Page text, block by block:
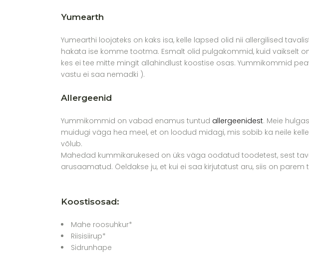
Yumearth
Yumearthi loojateks on kaks isa, kelle lapsed olid nii allergilised
hakata ise komme tootma. Esmalt olid pulgakommid, kuid vaikselt
kes ei tee mitte mingit allahindlust koostise osas. Yummikommid
vastu ei saa nemadki ).
Allergeenid
Yummikommid on vabad enamus tuntud allergeenidest. Meie
muidugi väga hea meel, et on loodud midagi, mis sobib ka neile
võlub.
Mahedad kummikarukesed on üks väga oodatud toodetest, sest
arusaamatud. Öeldakse ju, et kui ei saa kirjutatust aru, siis on parem
Koostisosad:
Mahe roosuhkur*
Riisisiirup*
Sidrunhape